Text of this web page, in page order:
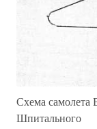
Схема
Шпитального